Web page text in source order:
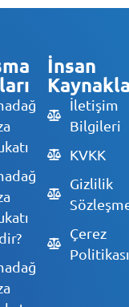
İnsan
İletişim
Bilgileri
KVKK
Gizlilik
Çerez
Politikası